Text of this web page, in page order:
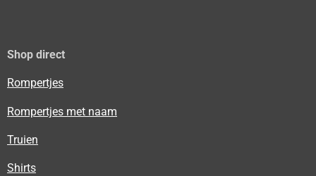
Shop direct
Rompertjes
Rompertjes met naam
Truien
Shirts